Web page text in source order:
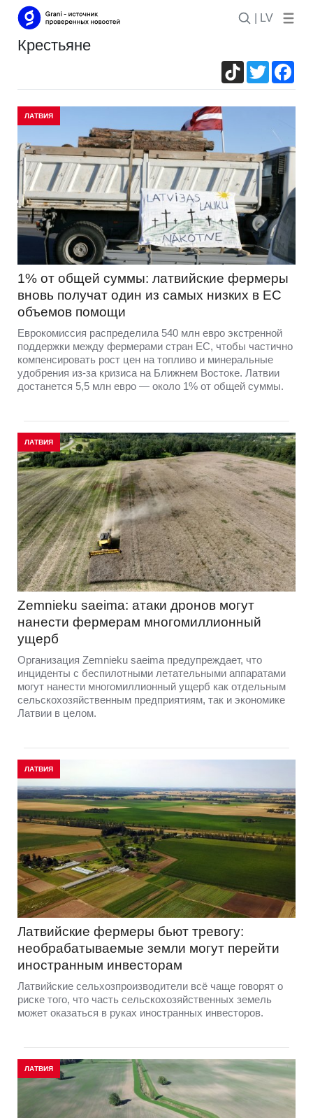
| LV
крестьяне
TikTokTwitter
ЛАТВИЯ
1% от общей суммы: латвийские фермеры
вновь получат один из самых низких в ЕС
объемов помощи
Еврокомиссия распределила 540 млн евро экстренной
поддержки между фермерами стран ЕС, чтобы частично
компенсировать рост цен на топливо и минеральные
удобрения из-за кризиса на Ближнем Востоке. Латвии
достанется 5,5 млн евро — около 1% от общей суммы.
ЛАТВИЯ
Zemnieku saeima: атаки дронов могут
нанести фермерам многомиллионный
ущерб
Организация Zemnieku saeima предупреждает, что
инциденты с беспилотными летательными аппаратами
могут нанести многомиллионный ущерб как отдельным
сельскохозяйственным предприятиям, так и экономике
Латвии в целом.
ЛАТВИЯ
Латвийские фермеры бьют тревогу:
необрабатываемые земли могут перейти
иностранным инвесторам
Латвийские сельхозпроизводители всё чаще говорят о
риске того, что часть сельскохозяйственных земель
может оказаться в руках иностранных инвесторов.
ЛАТВИЯ